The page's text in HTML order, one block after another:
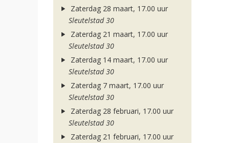
Zaterdag 28 maart, 17.00 uur
Sleutelstad 30
Zaterdag 21 maart, 17.00 uur
Sleutelstad 30
Zaterdag 14 maart, 17.00 uur
Sleutelstad 30
Zaterdag 7 maart, 17.00 uur
Sleutelstad 30
Zaterdag 28 februari, 17.00 uur
Sleutelstad 30
Zaterdag 21 februari, 17.00 uur